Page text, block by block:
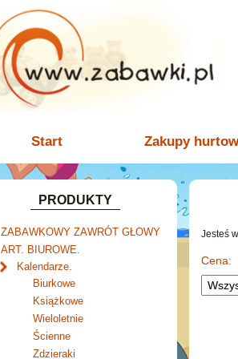
Start Zakupy
PRODUKTY
ZABAWKOWY ZAWRÓT GŁOWY
Welly.
Mały naukowiec.
Zabawki dla chłopców.
Akcesoria dla lalek.
ART. BIUROWE.
Kalendarze.
Biurkowe
Książkowe
Wieloletnie
Ścienne
Zdzieraki
Jesteś
Cena: